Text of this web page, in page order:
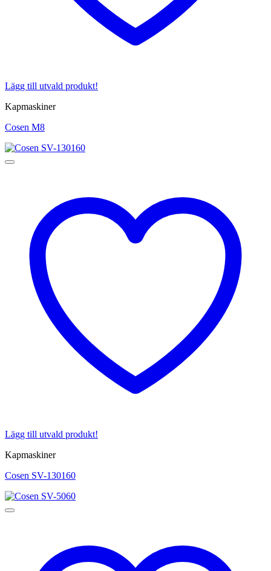
Lägg till utvald produkt!
Kapmaskiner
Cosen M8
Lägg till utvald produkt!
Kapmaskiner
Cosen SV-130160